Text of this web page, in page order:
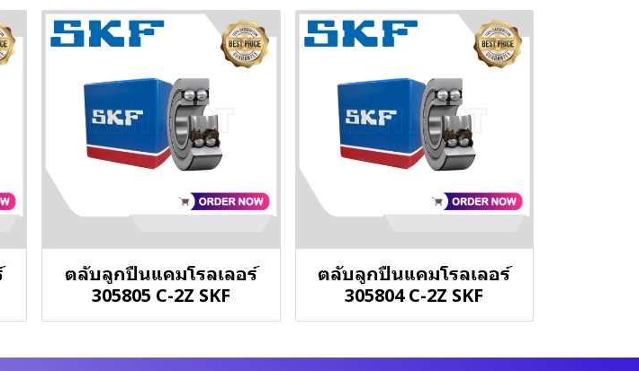
ตลับลูกปืนแคมโรลเลอร์
305805 C-2Z SKF
ตลับลูกปืนแคมโรลเลอร์
305804 C-2Z SKF